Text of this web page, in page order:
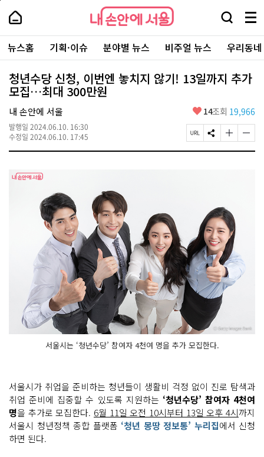
본
로
가
내
손
안
에
서
울
-
서
울
시
대
표
소
통
포
내
손
에
울
검
창
열
기
메
뉴
전
체
보
기
주
요
서
뉴스홈 기획·이슈 분야별 뉴스 비주얼 뉴스 우리동
청년수당 신청, 이번엔 놓치지 않기! 13일까지 추가
모집…최대 300만원
내 손안에 서울
발행일 2024.06.10. 16:30
수정일 2024.06.10. 17:45
좋
요
14조회 19,966
페
이
S
N
글
자
경
하
기
글
자
서울시는 ‘청년수당’ 참여자 4천여 명을 추가 모집한다.
서울시가 취업을 준비하는 청년들이 생활비 걱정 없이 진로 탐색과
취업 준비에 집중할 수 있도록 지원하는 ‘청년수당’ 참여자 4천여
명을 추가로 모집한다. 6월 11일 오전 10시부터 13일 오후 4시까지
서울시 청년정책 종합 플랫폼 ‘청년 몽땅 정보통’ 누리집에서 신청
하면 된다.
페
상
단
로